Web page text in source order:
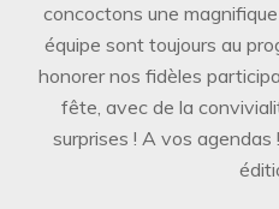
concoctons une
équipe sont toujours au
honorer nos fidèles
fête, avec de la
surprises ! A vos